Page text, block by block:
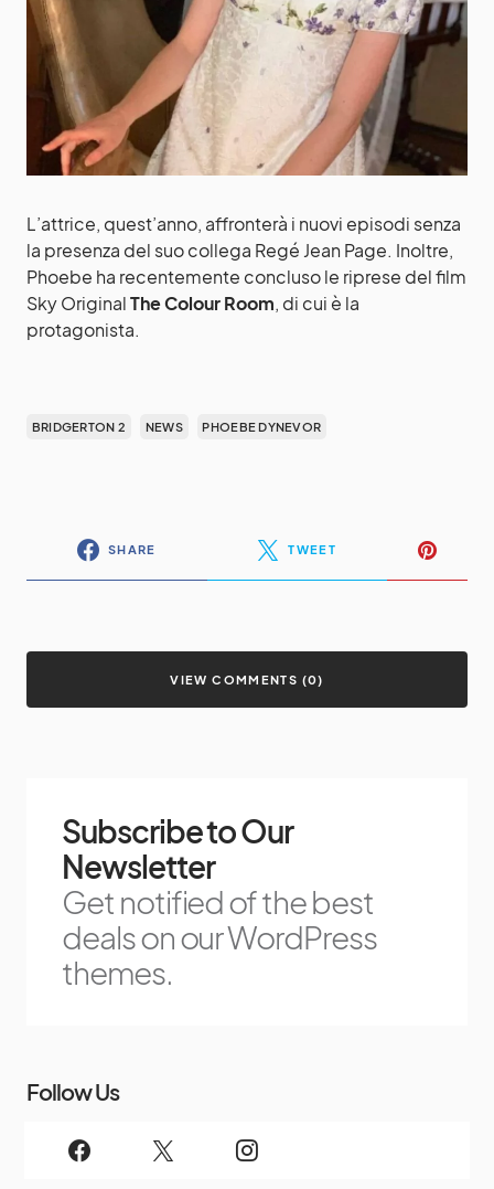
L’attrice, quest’anno, affronterà i nuovi episodi senza
la presenza del suo collega Regé Jean Page. Inoltre,
Phoebe ha recentemente concluso le riprese del film
Sky OriginalThe Colour Room, di cui è la
protagonista.
BRIDGERTON 2 NEWS PHOEBE DYNEVOR
SHARE TWEET
VIEW COMMENTS (0)
Subscribe to Our
Newsletter
Get notified of the best
deals on our WordPress
themes.
Follow Us